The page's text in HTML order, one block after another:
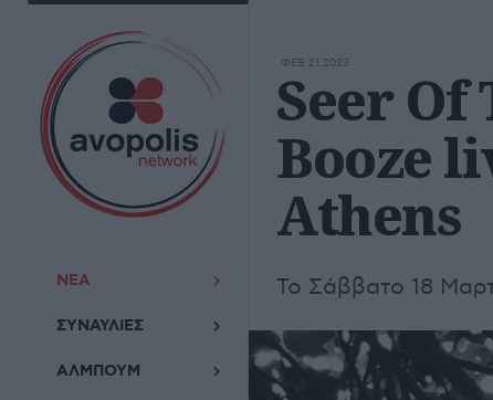
ΝΕΑ
ΣΥΝΑΥΛΙΕΣ
ΑΛΜΠΟΥΜ
ΦΕΒ 21,2023
Seer Of
Booze
Athens
Το Σάββατο 18